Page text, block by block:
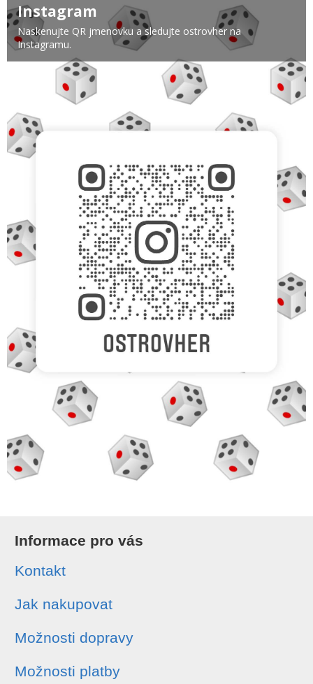
Instagram
Naskenujte QR jmenovku a sledujte ostrovher na
Instagramu.
Informace pro vás
Kontakt
Jak nakupovat
Možnosti dopravy
Možnosti platby